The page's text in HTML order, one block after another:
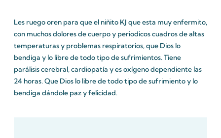
Les ruego oren para que el niñito KJ que esta muy enfermito,
con muchos dolores de cuerpo y periodicos cuadros de altas
temperaturas y problemas respiratorios, que Dios lo
bendiga y lo libre de todo tipo de sufrimientos. Tiene
parálisis cerebral, cardiopatía y es oxígeno dependiente las
24 horas. Que Dios lo libre de todo tipo de sufrimiento y lo
bendiga dándole paz y felicidad.